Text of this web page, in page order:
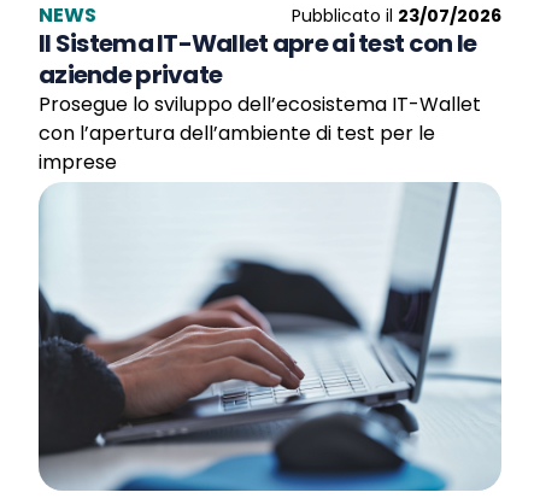
NEWS Pubblicato il 23/07/2026
Il Sistema IT-Wallet apre ai test con le
aziende private
Prosegue lo sviluppo dell’ecosistema IT-Wallet
con l’apertura dell’ambiente di test per le
imprese